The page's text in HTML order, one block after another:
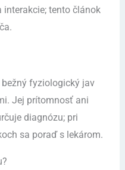
tento článok
fyziologický jav
Jej prítomnosť ani
diagnózu; pri
sa poraď s lekárom.